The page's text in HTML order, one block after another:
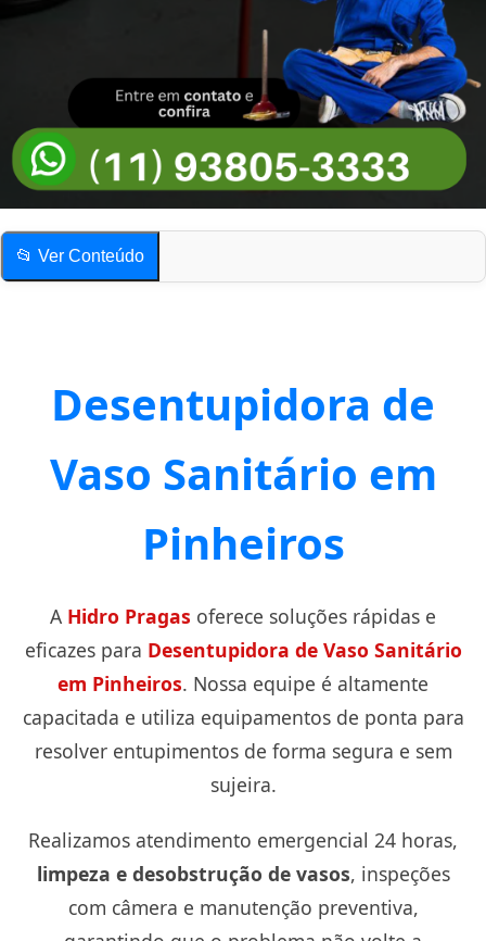
📂 Ver Conteúdo
Desentupidora de Vaso Sanitário em Pinheiros
Desentupidora de
Vaso Sanitário em
Pinheiros
A Hidro Pragas oferece soluções rápidas e
eficazes para Desentupidora de Vaso Sanitário
em Pinheiros. Nossa equipe é altamente
capacitada e utiliza equipamentos de ponta para
resolver entupimentos de forma segura e sem
sujeira.
Realizamos atendimento emergencial 24 horas,
limpeza e desobstrução de vasos, inspeções
com câmera e manutenção preventiva,